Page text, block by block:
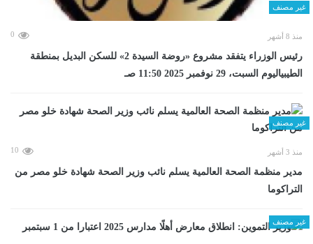
غير مصنف
منذ 8 أشهر 0
رئيس الوزراء يتفقد مشروع «روضة السيدة 2» للسكن البديل بمنطقة
الطيبياليوم السبت، 29 نوفمبر 2025 11:50 صـ
غير مصنف
منذ 3 أشهر 10
مدير منظمة الصحة العالمية يسلم نائب وزير الصحة شهادة خلو مصر من
التراكوما
غير مصنف